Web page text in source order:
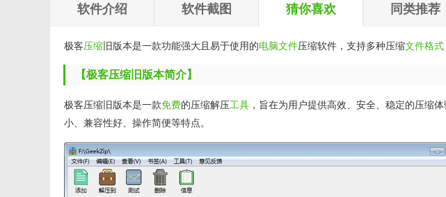
软件介绍 软件截图 猜你喜欢 同类推荐
极客压缩 旧版本是一款功能强大且易于使用的电脑文件压缩软件，支持多种压缩文件格式
【极客压缩旧版本简介】
极客压缩旧版本是一款免费的压缩解压工具 ，旨在为用户提供高效、安全、稳定的压缩
小、兼容性好、操作简便等特点。